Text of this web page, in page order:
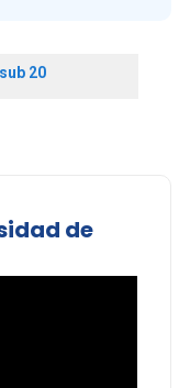
20
de